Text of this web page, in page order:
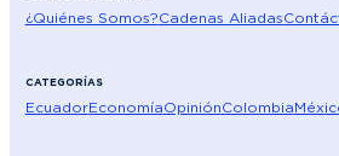
¿Quiénes Somos?Cadenas Aliadas
CATEGORÍAS
EcuadorEconomíaOpiniónColombia